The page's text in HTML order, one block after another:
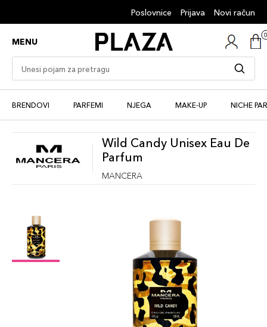
Poslovnice Prijava Novi račun
MENU
BRENDOVI PARFEMI NJEGA MAKE-UP NICHE
Wild Candy Unisex Eau De
Parfum
MANCERA